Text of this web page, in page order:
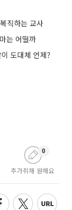
직하는 교사
는 어떨까
도대체 언제?
추가취재 원해요
0